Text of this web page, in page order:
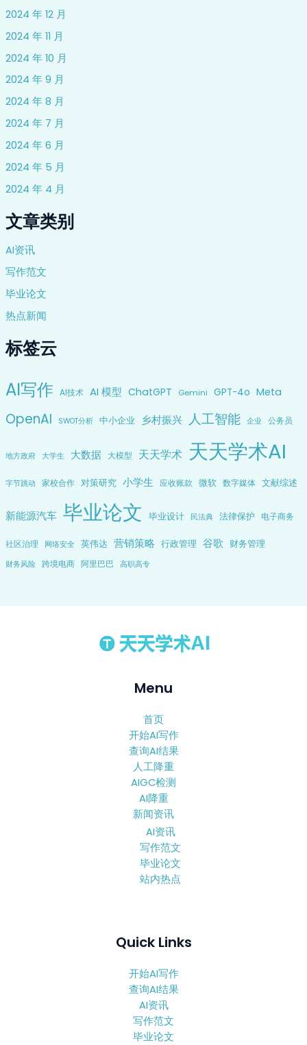
2024 年 12 月
2024 年 11 月
2024 年 10 月
2024 年 9 月
2024 年 8 月
2024 年 7 月
2024 年 6 月
2024 年 5 月
2024 年 4 月
文章类别
AI资讯
写作范文
毕业论文
热点新闻
标签云
AI写作 AI技术 AI 模型 ChatGPT Gemini GPT-4o Meta
OpenAI SWOT分析 中小企业 乡村振兴 人工智能 企业 公务员
地方政府 大学生 大数据 大模型 天天学术 天天学术AI
字节跳动 家校合作 对策研究 小学生 应收账款 微软 数字媒体 文献综述
新能源汽车 毕业论文 毕业设计 民法典 法律保护 电子商务
社区治理 网络安全 英伟达 营销策略 行政管理 谷歌 财务管理
财务风险 跨境电商 阿里巴巴 高职高专
Menu
首页
开始AI写作
查询AI结果
人工降重
AIGC检测
AI降重
新闻资讯
AI资讯
写作范文
毕业论文
站内热点
Quick Links
开始AI写作
查询AI结果
AI资讯
写作范文
毕业论文